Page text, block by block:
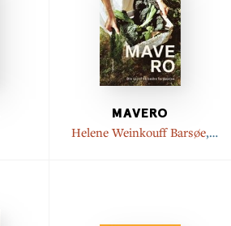
MAVERO
Helene Weinkouff Barsøe,